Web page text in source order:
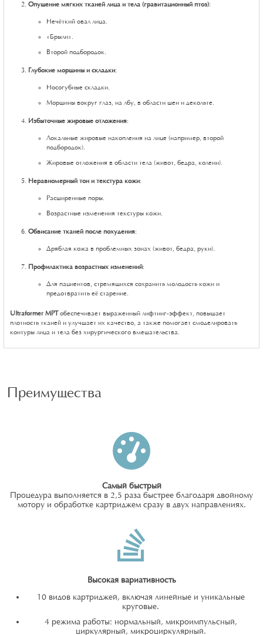
Опущение мягких тканей лица и тела (гравитационный птоз):
Нечёткий овал лица.
«Брыли».
Второй подбородок.
Глубокие морщины и складки:
Носогубные складки.
Морщины вокруг глаз, на лбу, в области шеи и декольте.
Избыточные жировые отложения:
Локальные жировые накопления на лице (например, второй
подбородок).
Жировые отложения в области тела (живот, бедра, колени).
Неравномерный тон и текстура кожи:
Расширенные поры.
Возрастные изменения текстуры кожи.
Обвисание тканей после похудения:
Дряблая кожа в проблемных зонах (живот, бедра, руки).
Профилактика возрастных изменений:
Для пациентов, стремящихся сохранить молодость кожи и
предотвратить её старение.
Ultraformer MPTобеспечивает выраженный лифтинг-эффект, повышает
плотность тканей и улучшает их качество, а также помогает смоделировать
контуры лица и тела без хирургического вмешательства.
Преимущества
Самый быстрый
Процедура выполняется в 2,5 раза быстрее благодаря двойному
мотору и обработке картриджем сразу в двух направлениях.
Высокая вариативность
10 видов картриджей, включая линейные и уникальные
круговые.
4 режима работы: нормальный, микроимпульсный,
циркулярный, микроциркулярный.